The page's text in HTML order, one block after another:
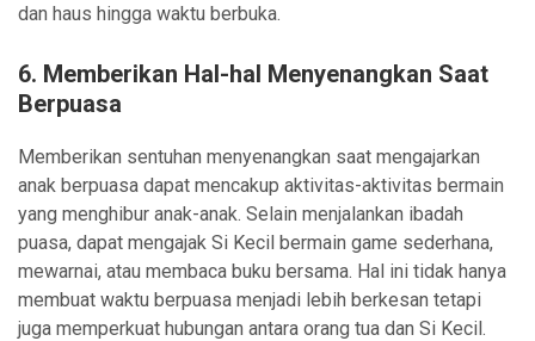
dan haus hingga waktu berbuka.
6. Memberikan Hal-hal Menyenangkan Saat
Berpuasa
Memberikan sentuhan menyenangkan saat mengajarkan
anak berpuasa dapat mencakup aktivitas-aktivitas bermain
yang menghibur anak-anak. Selain menjalankan ibadah
puasa, dapat mengajak Si Kecil bermain game sederhana,
mewarnai, atau membaca buku bersama. Hal ini tidak hanya
membuat waktu berpuasa menjadi lebih berkesan tetapi
juga memperkuat hubungan antara orang tua dan Si Kecil.